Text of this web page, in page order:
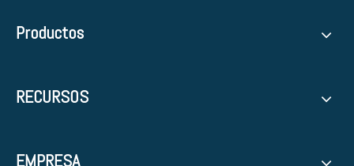
Productos
RECURSOS
EMPRESA